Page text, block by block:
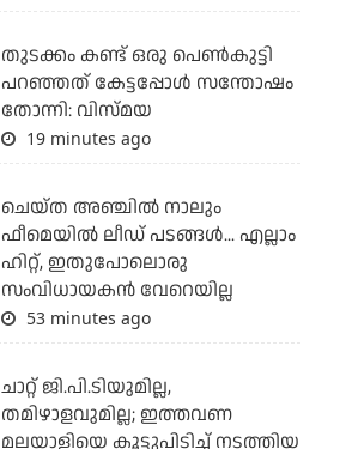
തുടക്കം കണ്ട് ഒരു പെൺകുട്ടി
പറഞ്ഞത് കേട്ടപ്പോൾ സന്തോഷം
തോന്നി: വിസ്മയ
19 minutes ago
ചെയ്ത അഞ്ചില്‍ നാലും
ഫീമെയില്‍ ലീഡ് പടങ്ങള്‍... എല്ലാം
ഹിറ്റ്, ഇതുപോലൊരു
സംവിധായകന്‍ വേറെയില്ല
53 minutes ago
ചാറ്റ് ജി.പി.ടിയുമില്ല,
തമിഴാളവുമില്ല; ഇത്തവണ
മലയാളിയെ കൂട്ടുപിടിച്ച് നടത്തിയ